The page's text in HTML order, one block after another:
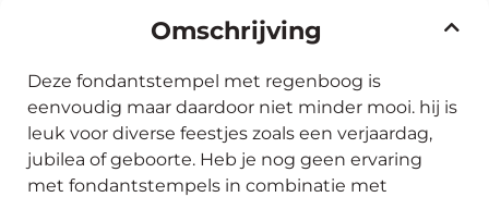
Omschrijving
Deze fondantstempel met regenboog is
eenvoudig maar daardoor niet minder mooi. hij is
leuk voor diverse feestjes zoals een verjaardag,
jubilea of geboorte. Heb je nog geen ervaring
met fondantstempels in combinatie met